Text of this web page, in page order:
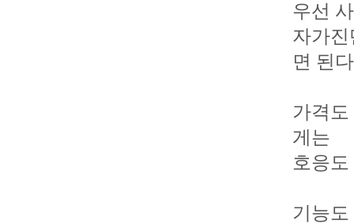
우선
자가진
면 된
가격
게는
호응
기능